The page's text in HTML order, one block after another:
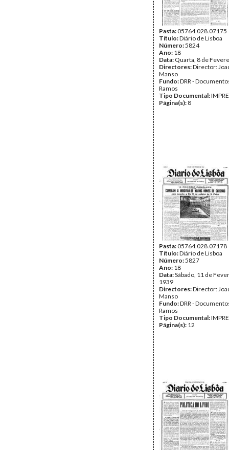
Pasta:05764.028.07175
Título:Diário de Lisboa
Número:5824
Ano: 18
Data: Quarta, 8 de
Directores:Director:
Manso
Fundo:DRR -
Ramos
Tipo Documental:
Página(s): 8
Pasta:05764.028.07178
Título:Diário de Lisboa
Número:5827
Ano: 18
Data:Sábado, 11 de
1939
Directores:Director:
Manso
Fundo:DRR -
Ramos
Tipo Documental:
Página(s): 12